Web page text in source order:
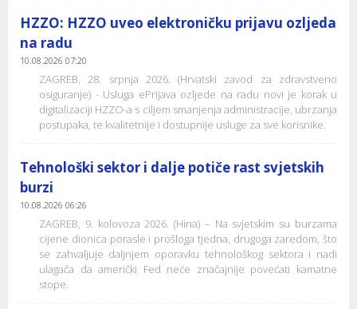
HZZO: HZZO uveo elektroničku prijavu ozljeda
na radu
10.08.2026 07:20
ZAGREB, 28. srpnja 2026. (Hrvatski zavod za zdravstveno
osiguranje) - Usluga ePrijava ozljede na radu novi je korak u
digitalizaciji HZZO-a s ciljem smanjenja administracije, ubrzanja
postupaka, te kvalitetnije i dostupnije usluge za sve korisnike.
Tehnološki sektor i dalje potiče rast svjetskih
burzi
10.08.2026 06:26
ZAGREB, 9. kolovoza 2026. (Hina) – Na svjetskim su burzama
cijene dionica porasle i prošloga tjedna, drugoga zaredom, što
se zahvaljuje daljnjem oporavku tehnološkog sektora i nadi
ulagača da američki Fed neće značajnije povećati kamatne
stope.